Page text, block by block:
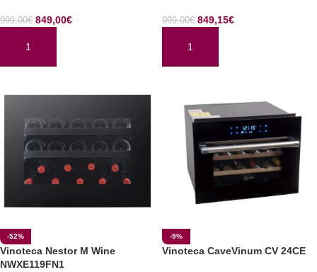
999,00€ 849,00€
AÑADIR AL CARRITO
999,00€ 849,15€
AÑADIR AL CARRITO
-52%
Vinoteca Nestor M Wine
NWXE119FN1
-9%
Vinoteca CaveVinum CV 24CE